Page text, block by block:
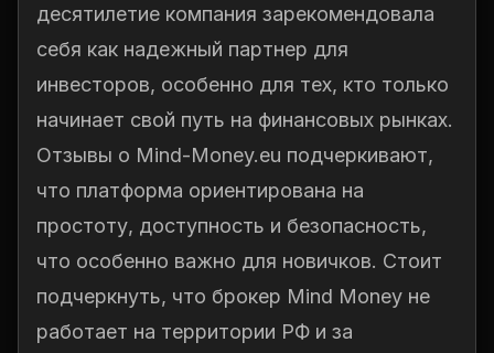
десятилетие компания зарекомендовала
себя как надежный партнер для
инвесторов, особенно для тех, кто только
начинает свой путь на финансовых рынках.
Отзывы о Mind-Money.eu подчеркивают,
что платформа ориентирована на
простоту, доступность и безопасность,
что особенно важно для новичков. Стоит
подчеркнуть, что брокер Mind Money не
работает на территории РФ и за